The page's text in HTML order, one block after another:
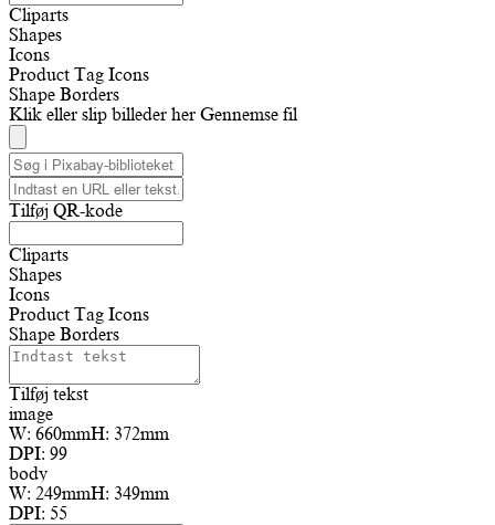
Cliparts
Shapes
Icons
Product Tag Icons
Shape Borders
Klik eller slip billeder her Gennemse fil
Tilføj QR-kode
Cliparts
Shapes
Icons
Product Tag Icons
Shape Borders
Tilføj tekst
image
W: 660mmH: 372mm
DPI: 99
body
W: 249mmH: 349mm
DPI: 55